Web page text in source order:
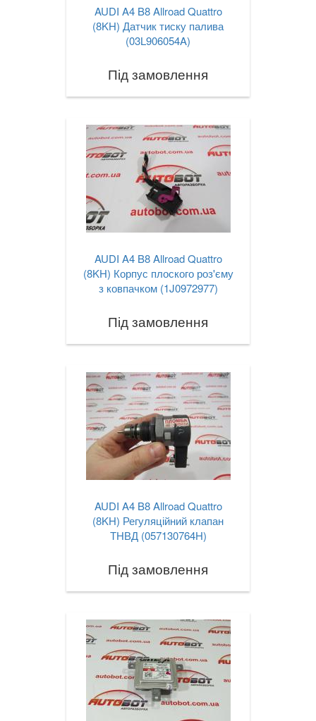
AUDI A4 B8 Allroad Quattro
(8KH) Датчик тиску палива
(03L906054A)
Під замовлення
AUDI A4 B8 Allroad Quattro
(8KH) Корпус плоского роз'єму
з ковпачком (1J0972977)
Під замовлення
AUDI A4 B8 Allroad Quattro
(8KH) Регуляційний клапан
ТНВД (057130764H)
Під замовлення